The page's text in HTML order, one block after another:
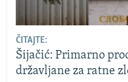
ČITAJTE:
Šijačić: Primarno
državljane za ratne